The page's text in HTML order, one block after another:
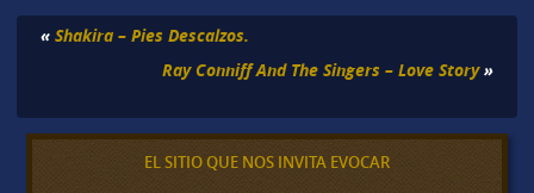
« Shakira – Pies Descalzos.
Ray Conniff And The Singers – Love Story»
EL SITIO QUE NOS INVITA EVOCAR